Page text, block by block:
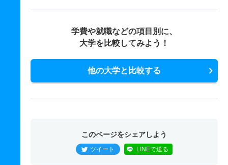
学費や就職などの項目別に、
大学を比較してみよう！
他の大学と比較する
このページをシェアしよう
ツイート LINEで送る